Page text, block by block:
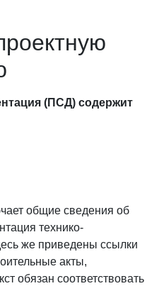
(ПСД) содержит
общие сведения об
технико-
же приведены ссылки
акты,
обязан соответствовать